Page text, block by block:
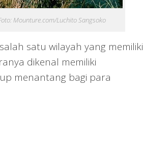
Mounture.com/Luchito Sangsoko
satu wilayah yang memiliki
dikenal memiliki
menantang bagi para